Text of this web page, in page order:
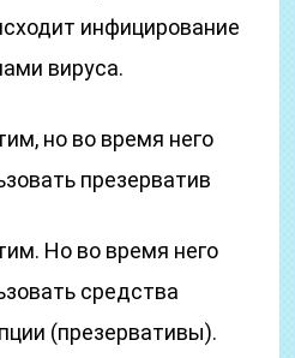
инфицирование
вируса.
но во время него
презерватив
Но во время него
средства
(презервативы).